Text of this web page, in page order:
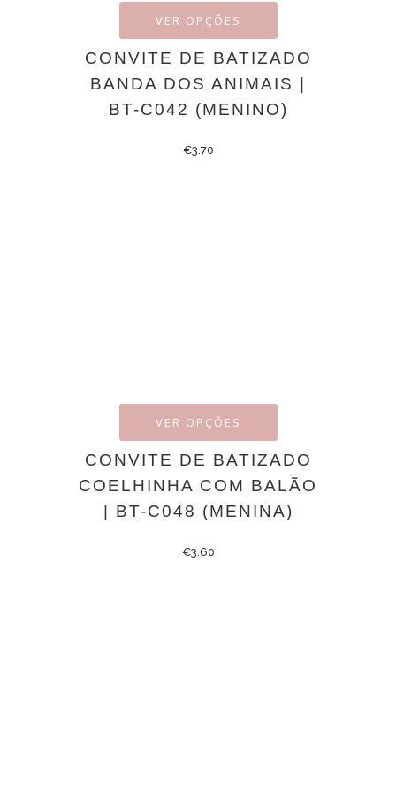
VER OPÇÕES
CONVITE DE BATIZADO
BANDA DOS ANIMAIS |
BT-C042 (MENINO)
€3.70
VER OPÇÕES
CONVITE DE BATIZADO
COELHINHA COM BALÃO
| BT-C048 (MENINA)
€3.60